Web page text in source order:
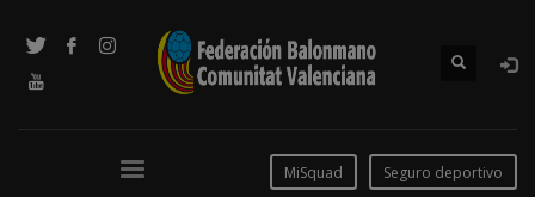
MiSquad Seguro deportivo